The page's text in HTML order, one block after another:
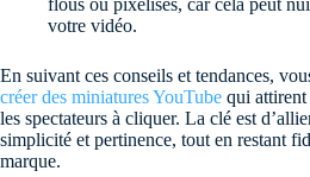
votre vidéo.
En suivant ces conseils et tendances,
créer des miniatures YouTube qui attirent
les spectateurs à cliquer. La clé est
simplicité et pertinence, tout en restant
marque.